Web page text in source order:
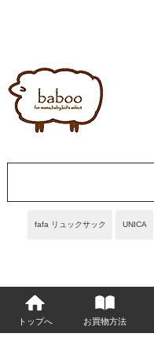
fafa リュックサック UNICA
トップへ お買物方法